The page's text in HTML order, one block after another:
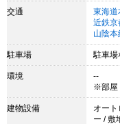
交通 東海道
近鉄京
山陰本
駐車場 駐車場
環境
--
※部屋
建物設備
オート
ー / 敷